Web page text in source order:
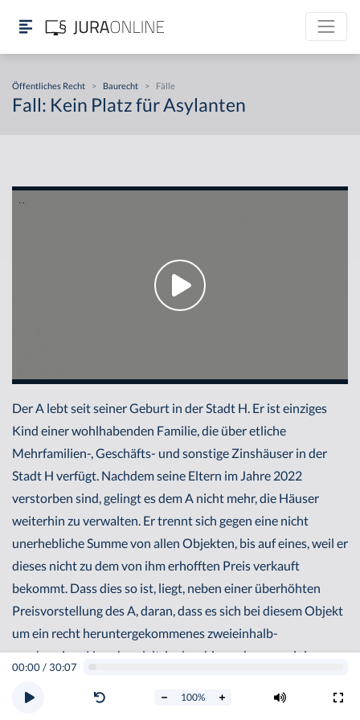
Öffentliches Recht > Baurecht > Fälle
Fall: Kein Platz für Asylanten
00:00/ 30:07
100%
Der A lebt seit seiner Geburt in der Stadt H. Er ist einziges
Kind einer wohlhabenden Familie, die über etliche
Mehrfamilien-, Geschäfts- und sonstige Zinshäuser in der
Stadt H verfügt. Nachdem seine Eltern im Jahre 2022
verstorben sind, gelingt es dem A nicht mehr, die Häuser
weiterhin zu verwalten. Er trennt sich gegen eine nicht
unerhebliche Summe von allen Objekten, bis auf eines, weil er
dieses nicht zu dem von ihm erhofften Preis verkauft
bekommt. Dass dies so ist, liegt, neben einer überhöhten
Preisvorstellung des A, daran, dass es sich bei diesem Objekt
um ein recht heruntergekommenes zweieinhalb-
geschossiges Haus handelt, in dem bis vor kurzem einige
aufgrund des Zustands des Hauses ihre Mietverträge